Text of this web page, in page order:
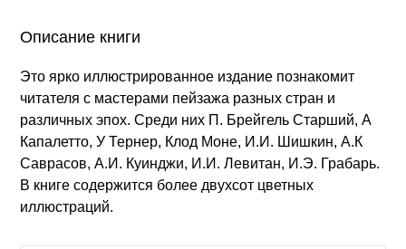
Описание книги
Это ярко иллюстрированное издание познакомит
читателя с мастерами пейзажа разных стран и
различных эпох. Среди них П. Брейгель Старший, А
Капалетто, У Тернер, Клод Моне, И.И. Шишкин, А.К
Саврасов, А.И. Куинджи, И.И. Левитан, И.Э. Грабарь.
В книге содержится более двухсот цветных
иллюстраций.